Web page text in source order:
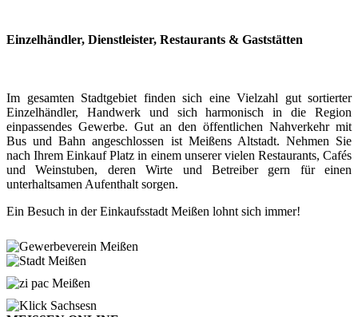
Einzelhändler, Dienstleister, Restaurants & Gaststätten
Im gesamten Stadtgebiet finden sich eine Vielzahl gut sortierter
Einzelhändler, Handwerk und sich harmonisch in die Region
einpassendes Gewerbe. Gut an den öffentlichen Nahverkehr mit
Bus und Bahn angeschlossen ist Meißens Altstadt. Nehmen Sie
nach Ihrem Einkauf Platz in einem unserer vielen Restaurants, Cafés
und Weinstuben, deren Wirte und Betreiber gern für einen
unterhaltsamen Aufenthalt sorgen.
Ein Besuch in der Einkaufsstadt Meißen lohnt sich immer!